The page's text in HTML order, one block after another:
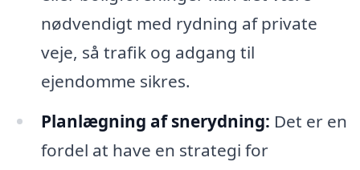
nødvendigt med rydning af private
veje, så trafik og adgang til
ejendomme sikres.
Planlægning af snerydning: Det er en
fordel at have en strategi for